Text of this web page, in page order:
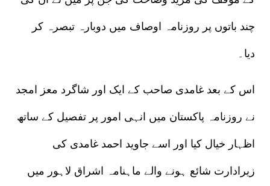
چند باتوں پر روزنامہ اوصاف میں دوبارہ تبصرہ کر
دیا۔
اس کے بعد غامدی صاحب کے ایک اور شاگرد معز امجد
نے روزنامہ پاکستان میں انہی امور پر تفصیل کے ساتھ
اظہار خیال کیا اور اسے جاوید احمد غامدی کی
زیرادارت شائع ہونے والے ماہنامہ اشراق لاہور میں